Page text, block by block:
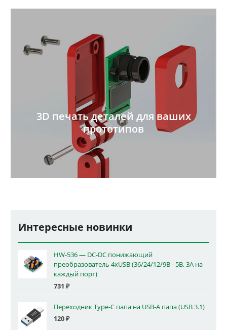
3D печать деталей для ваших
прототипов
Интересные новинки
HW-536 — DC-DC понижающий
преобразователь 4xUSB (36/24/12/9В - 5В, 3А на
каждый порт)
731 ₽
Переходник Type-C папа на USB-A папа (USB 3.1)
120₽